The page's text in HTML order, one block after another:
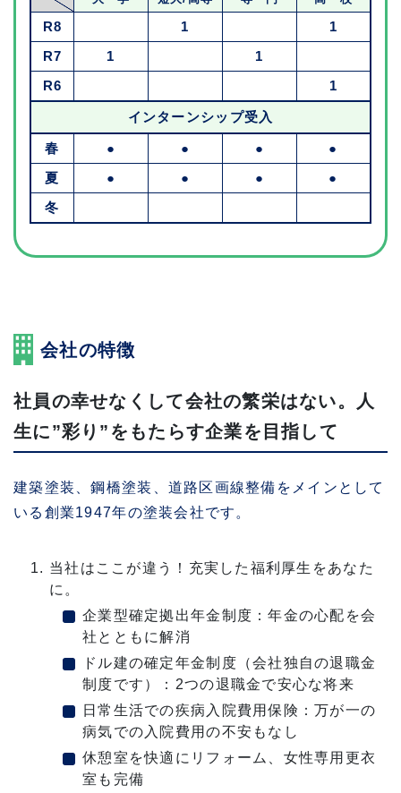
R8 1
1
R7
1
1
R6
1
インターンシップ受入
春 ● ● ●
●
夏
● ● ●
●
冬
会社の特徴
社員の幸せなくして会社の繁栄はない。人
生に”彩り”をもたらす企業を目指して
建築塗装、鋼橋塗装、道路区画線整備をメインとして
いる創業1947年の塗装会社です。
当社はここが違う！充実した福利厚生をあなた
に。
企業型確定拠出年金制度：年金の心配を会
社とともに解消
ドル建の確定年金制度（会社独自の退職金
制度です）：2つの退職金で安心な将来
日常生活での疾病入院費用保険：万が一の
病気での入院費用の不安もなし
休憩室を快適にリフォーム、女性専用更衣
室も完備